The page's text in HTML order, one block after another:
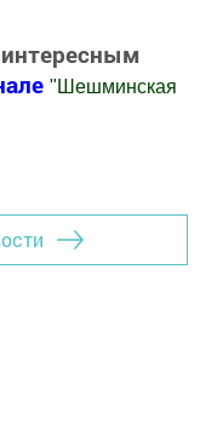
" Шешминская